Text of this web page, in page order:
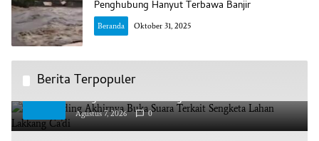
Penghubung Hanyut Terbawa Banjir
Beranda Oktober 31, 2025
Berita Terpopuler
1
AAS Building Akhirnya Buka Suara Terkait
Sengketa Lahan Lakkang Ca’di
Agustus 7, 2026 0